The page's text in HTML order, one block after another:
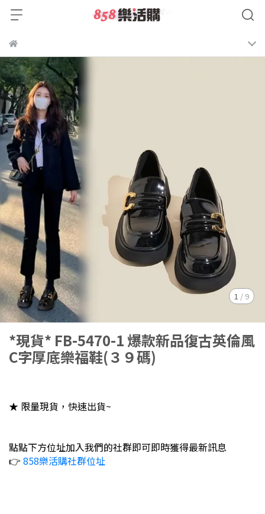
1 / 9
*現貨* FB-5470-1 爆款新品復古英倫風
C字厚底樂福鞋(３９碼)
★ 限量現貨，快速出貨~
點點下方位址加入我們的社群即可即時獲得最新訊息
👉 858樂活購社群位址